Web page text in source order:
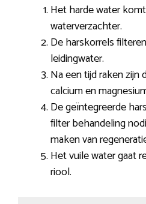
Het harde water
waterverzachter.
De harskorrels
leidingwater.
Na een tijd raken
calcium en
De geïntegreerde
filter behandeling
maken van
Het vuile water gaat
riool.